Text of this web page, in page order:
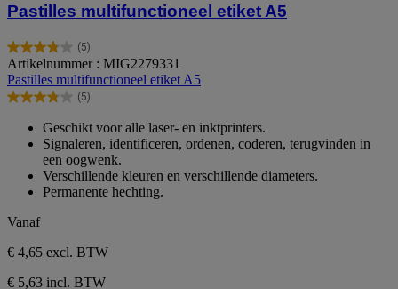
Pastilles multifunctioneel etiket A5
(5)
3.8
van
de
5
beoordelingen
Artikelnummer : MIG2279331
Pastilles multifunctioneel etiket A5
(5)
3.8
sterren.
beoordelingen
Geschikt voor alle laser- en inktprinters.
Signaleren, identificeren, ordenen, coderen, terugvinden in
een oogwenk.
Verschillende kleuren en verschillende diameters.
Permanente hechting.
Vanaf
€ 4,65 excl. BTW
€ 5,63 incl. BTW